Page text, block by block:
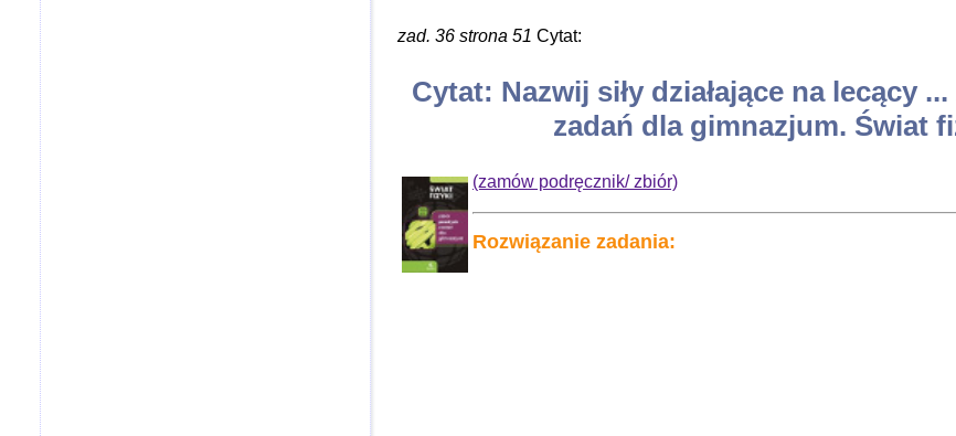
zad. 36 strona 51 Cytat:
Cytat: Nazwij siły działające na lecący
zadań dla gimnazjum. Świat
(zamów podręcznik/ zbiór)
Rozwiązanie zadania: